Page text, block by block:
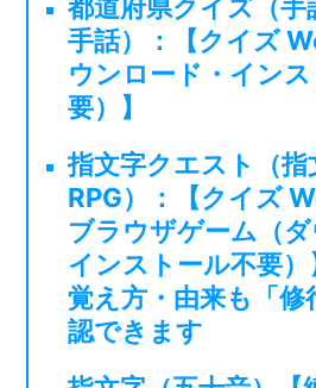
都道府県クイズ（
手話）：【クイズ
ウンロード・イン
要）】
指文字クエスト（指
RPG）：【クイズ
ブラウザゲーム（ダ
インストール不要
覚え方・由来も「修
認できます